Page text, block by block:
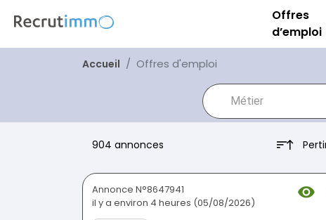
Offres
d’emploi
Accueil Offres d'emploi
904 annonces
Annonce N°8647941
il y a environ 4 heures (05/08/2026)